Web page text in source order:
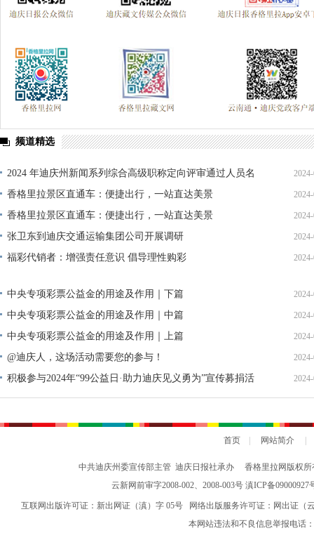
频道精选
2024 年迪庆州新闻系列综合高级职称定向评审通过人员名
单公示
香格里拉景区直通车：便捷出行，一站直达美景
香格里拉景区直通车：便捷出行，一站直达美景
张卫东到迪庆交通运输集团公司开展调研
福彩代销者：增强责任意识 倡导理性购彩
中央专项彩票公益金的用途及作用｜下篇
中央专项彩票公益金的用途及作用｜中篇
中央专项彩票公益金的用途及作用｜上篇
@迪庆人，这场活动需要您的参与！
积极参与2024年“99公益日·助力迪庆见义勇为”宣传募捐活
动倡议书